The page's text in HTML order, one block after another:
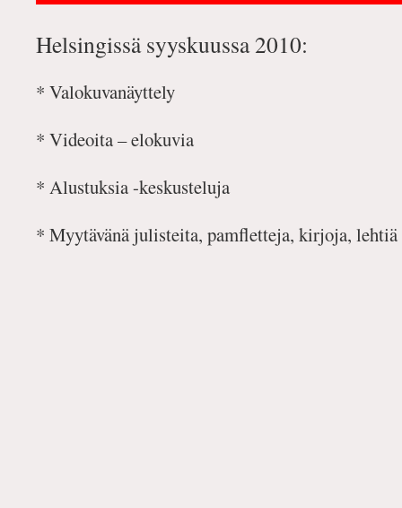
Helsingissä syyskuussa 2010:
* Valokuvanäyttely
* Videoita – elokuvia
* Alustuksia -keskusteluja
* Myytävänä julisteita, pamfletteja, kirjoja, lehtiä